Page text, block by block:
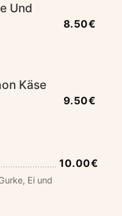
Und
8.50€
Käse
9.50€
10.00€
Ei und